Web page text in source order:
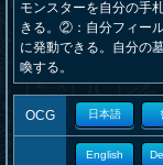
モンスターを自分の手
きる。②：自分フィー
に発動できる。自分の
喚する。
OCG 日本語
English